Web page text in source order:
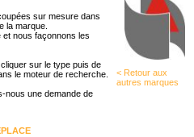
sur mesure dans
la marque.
et nous façonnons les
sur le type puis de
le moteur de recherche.
nous une demande de
< Retour aux
autres marques